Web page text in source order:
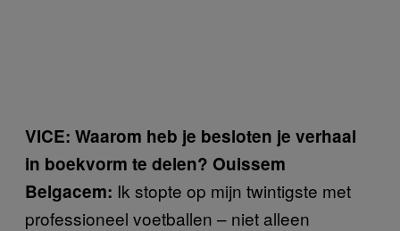
VICE: Waarom heb je besloten je verhaal
in boekvorm te delen? Ouissem
Belgacem: Ik stopte op mijn twintigste met
professioneel voetballen – niet alleen